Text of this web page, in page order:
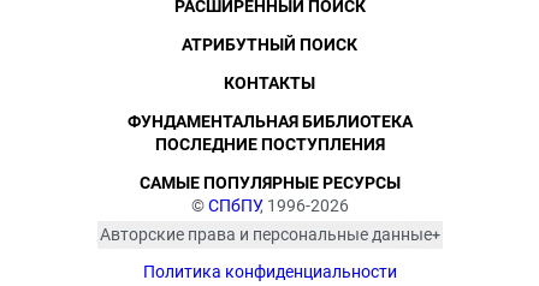
©СПбПУ, 1996-2026
Авторские права и персональные данные
изображённых лиц в соответствии
Политика конфиденциальности
РАСШИРЕННЫЙ ПОИСК
АТРИБУТНЫЙ ПОИСК
КОНТАКТЫ
ФУНДАМЕНТАЛЬНАЯ БИБЛИОТЕКА
ПОСЛЕДНИЕ ПОСТУПЛЕНИЯ
САМЫЕ ПОПУЛЯРНЫЕ РЕСУРСЫ